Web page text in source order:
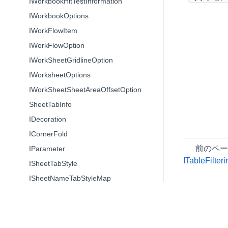
IWorkbookOptions
IWorkFlowItem
IWorkFlowOption
IWorkSheetGridlineOption
IWorksheetOptions
IWorkSheetSheetAreaOffsetOption
SheetTabInfo
IDecoration
ICornerFold
IParameter
ISheetTabStyle
ISheetNameTabStyleMap
前のペ